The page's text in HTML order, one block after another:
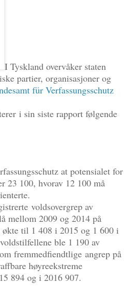
I Tyskland overvåker staten
partier, organisasjoner og
für Verfassungsschutz
i sin siste rapport følgende
at potensialet for
23 100, hvorav 12 100 må
voldsovergrep av
mellom 2009 og 2014 på
til 1 408 i 2015 og 1 600 i
ble 1 190 av
fremmedfiendtlige angrep på
høyreekstreme
894 og i 2016 907.